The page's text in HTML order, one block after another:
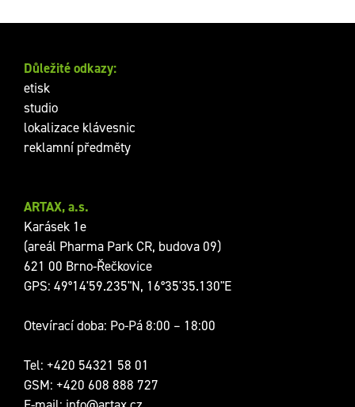
ARTAX, a.s.
Karásek 1e
(areál Pharma Park CR, budova 09)
621 00 Brno-Řečkovice
GPS: 49°14'59.235"N, 16°35'35.130"E
Otevírací doba: Po-Pá 8:00 – 18:00
Tel: +420 54321 58 01
GSM: +420 608 888 727
Důležité odkazy:
etisk
studio
lokalizace klávesnic
reklamní předměty